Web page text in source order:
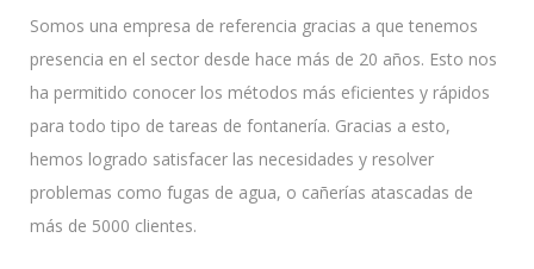
Somos una empresa de referencia gracias a que tenemos
presencia en el sector desde hace más de 20 años. Esto nos
ha permitido conocer los métodos más eficientes y rápidos
para todo tipo de tareas de fontanería. Gracias a esto,
hemos logrado satisfacer las necesidades y resolver
problemas como fugas de agua, o cañerías atascadas de
más de 5000 clientes.